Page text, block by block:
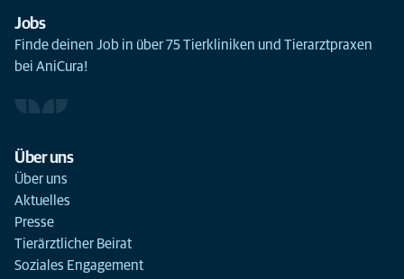
Jobs
Finde deinen Job in über 75 Tierkliniken und Tierarztpraxen
bei AniCura!
Über uns
Über uns
Aktuelles
Presse
Tierärztlicher Beirat
Soziales Engagement